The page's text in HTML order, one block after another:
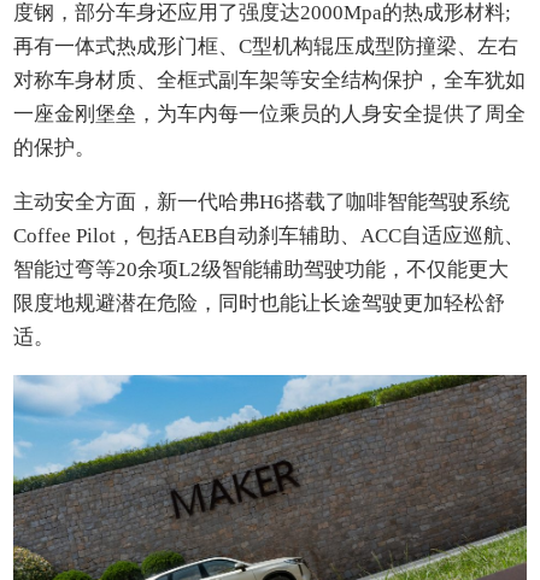
度钢，部分车身还应用了强度达2000Mpa的热成形材料;
再有一体式热成形门框、C型机构辊压成型防撞梁、左右
对称车身材质、全框式副车架等安全结构保护，全车犹如
一座金刚堡垒，为车内每一位乘员的人身安全提供了周全
的保护。
主动安全方面，新一代哈弗H6搭载了咖啡智能驾驶系统
Coffee Pilot，包括AEB自动刹车辅助、ACC自适应巡航、
智能过弯等20余项L2级智能辅助驾驶功能，不仅能更大
限度地规避潜在危险，同时也能让长途驾驶更加轻松舒
适。